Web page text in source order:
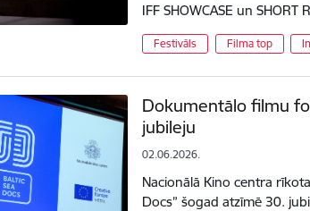
IFF SHOWCASE un
Festivāls Filma top
Dokumentālo filmu
jubileju
02.06.2026.
Nacionālā Kino centra
Docs” šogad atzīmē 30.